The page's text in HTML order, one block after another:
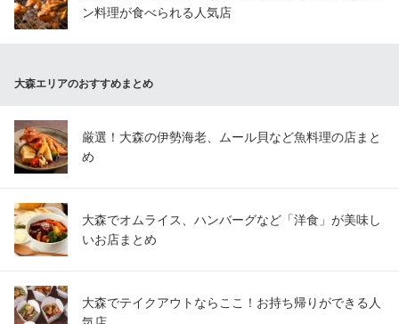
ン料理が食べられる人気店
大森エリアのおすすめまとめ
厳選！大森の伊勢海老、ムール貝など魚料理の店まと
め
大森でオムライス、ハンバーグなど「洋食」が美味し
いお店まとめ
大森でテイクアウトならここ！お持ち帰りができる人